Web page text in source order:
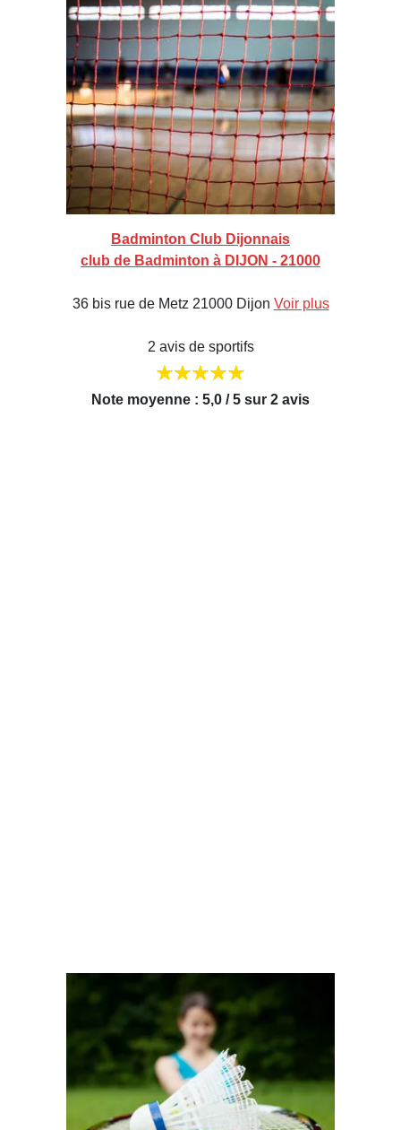
Badminton Club Dijonnais
club de Badminton à DIJON - 21000
36 bis rue de Metz 21000 Dijon Voir plus
2 avis de sportifs
Note moyenne : 5,0 / 5 sur 2 avis